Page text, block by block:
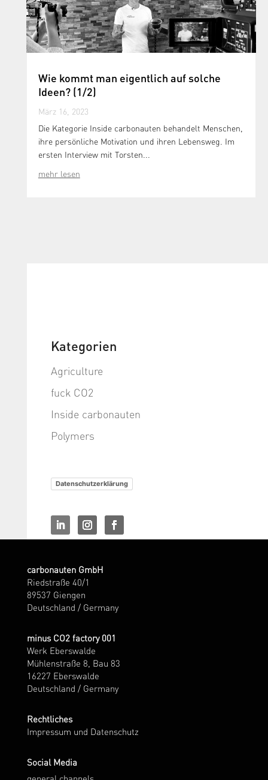
Wie kommt man eigentlich auf solche
Ideen? (1/2)
März 16, 2023
Die Kategorie Inside carbonauten behandelt Menschen,
ihre persönliche Motivation und ihren Lebensweg. Im
ersten Interview mit Torsten...
mehr lesen
Kategorien
Agriculture
fuck CO2
Inside carbonauten
Polymers
Datenschutzerklärung
carbonauten GmbH
Riedstraße 40/1
89537 Giengen
Deutschland / Germany
minus CO2 factory 001
Werk Eberswalde
Mühlenstraße 8, Bau 83
16227 Eberswalde
Deutschland / Germany
Rechtliches
Impressum und Datenschutz
Social Media